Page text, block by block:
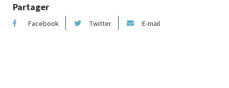
Partager
Facebook Twitter E-mail